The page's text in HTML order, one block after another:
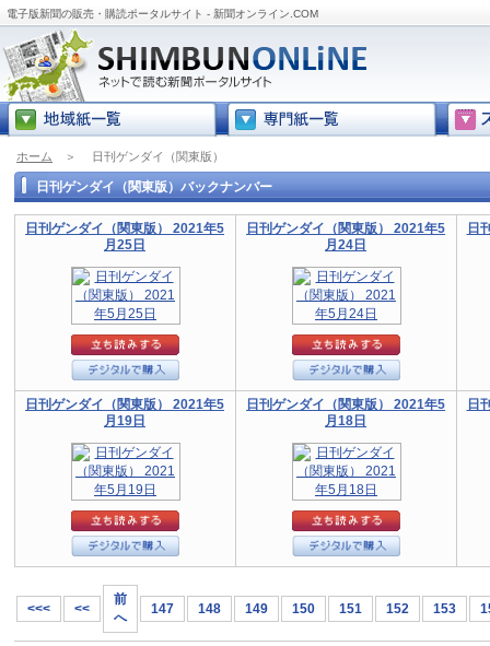
電子版新聞の販売・購読ポータルサイト - 新聞オンライン.COM
ホーム ＞ 日刊ゲンダイ（関東版）
日刊ゲンダイ（関東版）バックナンバー
日刊ゲンダイ（関東版） 2021年5
月25日
日刊ゲンダイ（関東版） 2021年5
月24日
日
日刊ゲンダイ（関東版） 2021年5
月19日
日刊ゲンダイ（関東版） 2021年5
月18日
日
<<< <<
前
へ
147 148 149 150 151 152 153